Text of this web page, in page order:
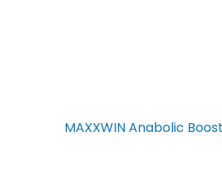
MAXXWIN Anabolic